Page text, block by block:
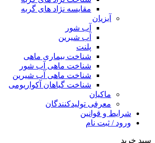
مقایسه نژاد های گربه
آبزیان
آب شور
آب شیرین
پلنت
شناخت بیماری ماهی
شناخت ماهی آب شور
شناخت ماهی آب شیرین
شناخت گیاهان آکواریومی
ماکیان
معرفی تولیدکنندگان
شرایط و قوانین
ورود / ثبت نام
سبد خرید